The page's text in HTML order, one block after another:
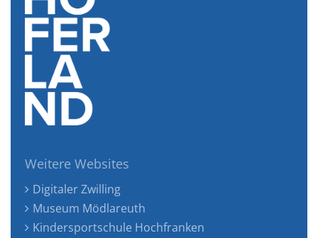
Weitere Websites
Digitaler Zwilling
Museum Mödlareuth
Kindersportschule Hochfranken